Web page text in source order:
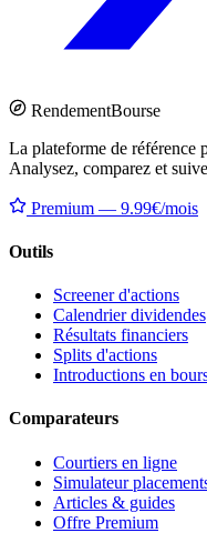
RendementBourse
La plateforme de référence
Analysez, comparez et
Premium — 9.99€/mois
Outils
Screener d'actions
Calendrier dividendes
Résultats financiers
Splits d'actions
Introductions en
Comparateurs
Courtiers en ligne
Simulateur
Articles & guides
Offre Premium